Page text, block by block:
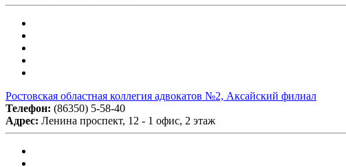
Ростовская областная коллегия адвокатов №2, Аксайский филиал
Телефон: (86350) 5-58-40
Адрес: Ленина проспект, 12 - 1 офис, 2 этаж